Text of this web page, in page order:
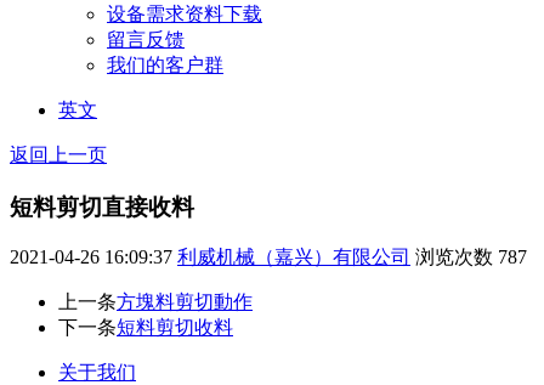
设备需求资料下载
留言反馈
我们的客户群
英文
返回上一页
短料剪切直接收料
2021-04-26 16:09:37 利威机械（嘉兴）有限公司 浏览次数 787
上一条方塊料剪切動作
下一条短料剪切收料
关于我们